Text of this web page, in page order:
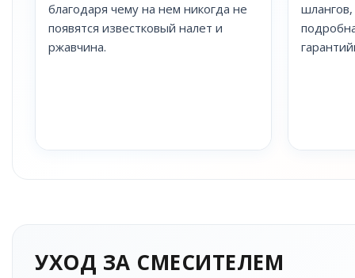
благодаря чему на нем никогда не
появятся известковый налет и
ржавчина.
шлангов,
УХОД ЗА СМЕСИТЕЛЕМ